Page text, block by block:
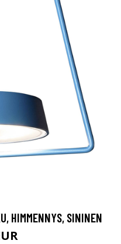
HIMMENNYS, SININEN